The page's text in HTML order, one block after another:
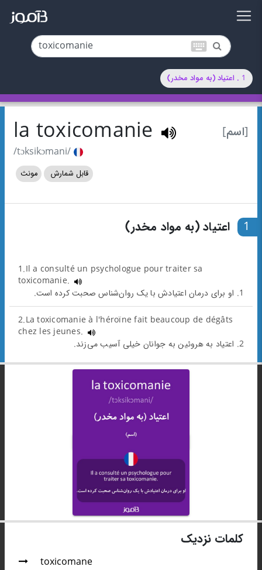
keyboard
1 . اعتیاد (به مواد مخدر)
[اسم] la toxicomanie
/tɔksikɔmani/
قابل شمارش مونث
1 اعتیاد (به مواد مخدر)
1.Il a consulté un psychologue pour traiter sa
toxicomanie.
1. او برای درمان اعتیادش با یک روان‌شناس صحبت کرده است.
2.La toxicomanie à l'héroïne fait beaucoup de dégâts
chez les jeunes.
2. اعتیاد به هروئین به جوانان خیلی آسیب می‌زند.
کلمات نزدیک
toxicomane